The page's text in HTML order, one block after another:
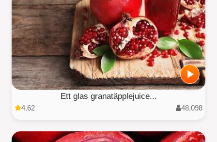
Ett glas granatäpplejuice...
4.62 48,098